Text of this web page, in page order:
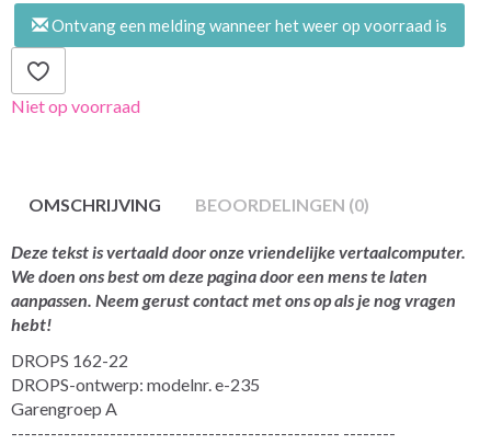
Ontvang een melding wanneer het weer op voorraad is
Niet op voorraad
OMSCHRIJVING BEOORDELINGEN (0)
Deze tekst is vertaald door onze vriendelijke vertaalcomputer.
We doen ons best om deze pagina door een mens te laten
aanpassen. Neem gerust contact met ons op als je nog vragen
hebt!
DROPS 162-22
DROPS-ontwerp: modelnr. e-235
Garengroep A
-------------------------------------------------- --------